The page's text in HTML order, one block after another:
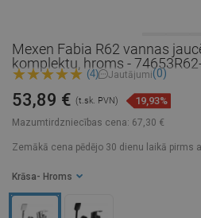
Mexen Fabia R62 vannas
komplektu, hroms -
(4) Jautājumi(0)
Mazumtirdzniecības cena: 67,30 €
53,89 € (t.sk. PVN) 19,93%
Zemākā cena pēdējo 30 dienu laikā pirms
Krāsa - Hroms